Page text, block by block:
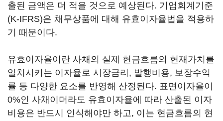
출된 금액은 더 적을 것으로 예상된다. 기업회계기준
(K-IFRS)은 채무상품에 대해 유효이자율법을 적용하
기 때문이다.
유효이자율이란 사채의 실제 현금흐름의 현재가치를
일치시키는 이자율로 시장금리, 발행비용, 보장수익
률 등 다양한 요소를 반영해 산정된다. 표면이자율이
0%인 사채이더라도 유효이자율에 따라 산출된 이자
비용은 반드시 인식해야만 하고, 이는 현금흐름의 현